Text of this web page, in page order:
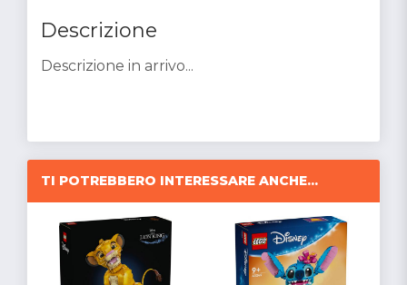
Descrizione
Descrizione in arrivo...
TI POTREBBERO INTERESSARE ANCHE...